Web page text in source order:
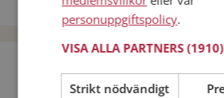
Bli medlem utan
personuppgiftspolicy.
VISA ALLA PARTNERS
Strikt nödvändigt